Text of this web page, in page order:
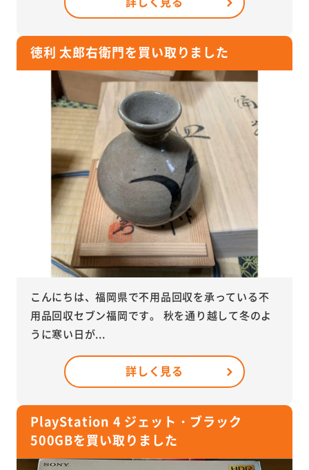
徳利 太郎右衛門を買い取りました
こんにちは、福岡県で不用品回収を承っている不
用品回収セブン福岡です。 秋を通り越して冬のよ
うに寒い日が...
詳しく見る
PlayStation 4 ジェット・ブラック
500GBを買い取りました